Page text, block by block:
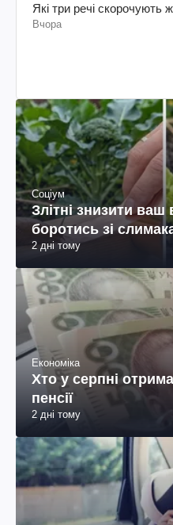
Які три речі скорочують
Вчора
Соціум
Злітні знизити ваш
боротись зі
2 дні тому
Економіка
Хто у серпні
пенсії
2 дні тому